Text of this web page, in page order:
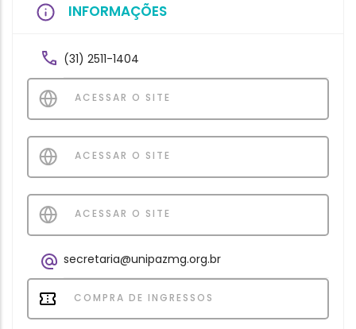
INFORMAÇÕES
(31) 2511-1404
ACESSAR O SITE
ACESSAR O SITE
ACESSAR O SITE
secretaria@unipazmg.org.br
COMPRA DE INGRESSOS